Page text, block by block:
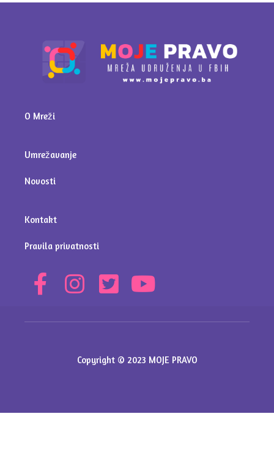
O Mreži
Umrežavanje
Novosti
Kontakt
Pravila privatnosti
Copyright © 2023 MOJE PRAVO